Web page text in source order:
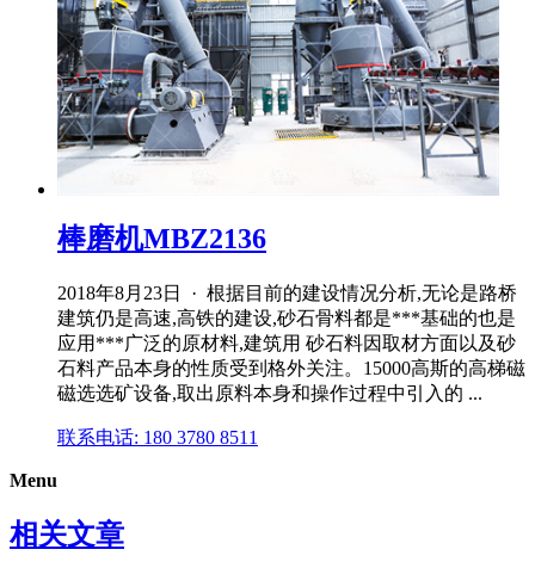
棒磨机MBZ2136
2018年8月23日 · 根据目前的建设情况分析,无论是路桥
建筑仍是高速,高铁的建设,砂石骨料都是***基础的也是
应用***广泛的原材料,建筑用 砂石料因取材方面以及砂
石料产品本身的性质受到格外关注。15000高斯的高梯磁
磁选选矿设备,取出原料本身和操作过程中引入的 ...
联系电话: 180 3780 8511
Menu
相关文章